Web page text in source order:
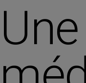
Une